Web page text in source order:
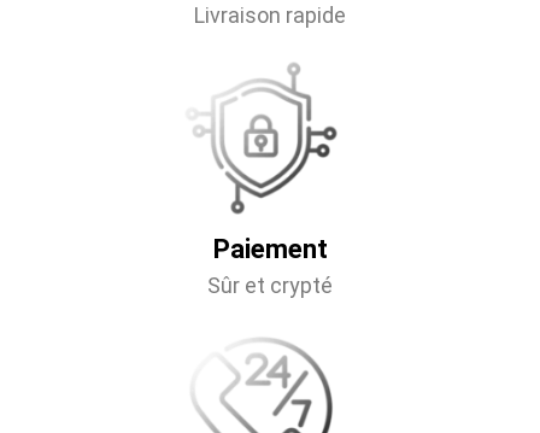
Livraison rapide
Paiement
Sûr et crypté